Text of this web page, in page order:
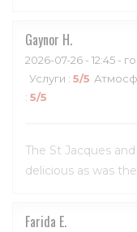
Gaynor H
2026-07-26 - 12:45 -
Услуги : 5/5
: 5/5
The St Jacques
delicious as was
Farida E